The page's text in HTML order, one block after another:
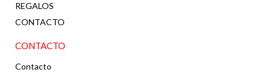
REGALOS
CONTACTO
CONTACTO
Contacto